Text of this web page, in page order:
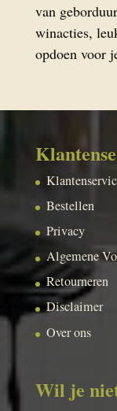
van
winacties,
opdoen voor
Bestellen
Privacy
Algemene
Retourneren
Disclaimer
Over ons
Wil je